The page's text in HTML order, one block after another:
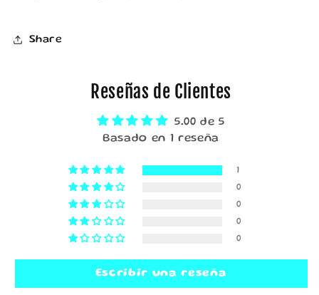
Share
Reseñas de Clientes
5.00 de 5
Basado en 1 reseña
1
0
0
0
0
Escribir una reseña